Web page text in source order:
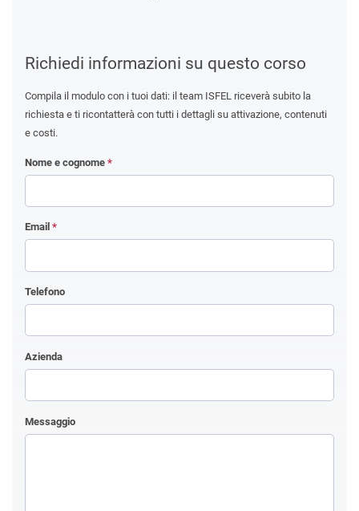
Richiedi informazioni su questo corso
Compila il modulo con i tuoi dati: il team ISFEL riceverà subito la
richiesta e ti ricontatterà con tutti i dettagli su attivazione, contenuti
e costi.
Nome e cognome *
Email *
Telefono
Azienda
Messaggio